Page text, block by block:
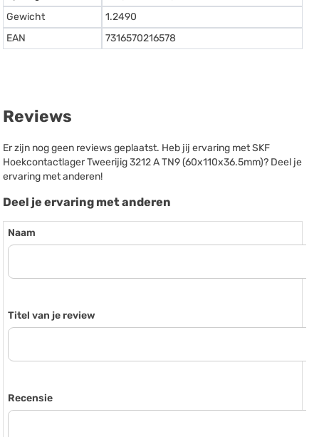
Gewicht
1.2490
EAN
7316570216578
Reviews
Er zijn nog geen reviews geplaatst. Heb jij ervaring met SKF
Hoekcontactlager Tweerijig 3212 A TN9 (60x110x36.5mm)? Deel je
ervaring met anderen!
Deel je ervaring met anderen
Naam
Titel van je review
Recensie